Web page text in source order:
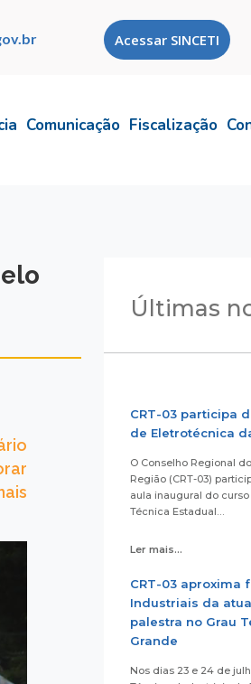
Acessar SINCETI
Comunicação Fiscalização
Últimas
CRT-03 participa
de Eletrotécnica
O Conselho Regional
Região (CRT-03)
aula inaugural do
Técnica Estadual…
Ler mais...
CRT-03 aproxima
Industriais da
palestra no Grau
Grande
Nos dias 23 e 24 de